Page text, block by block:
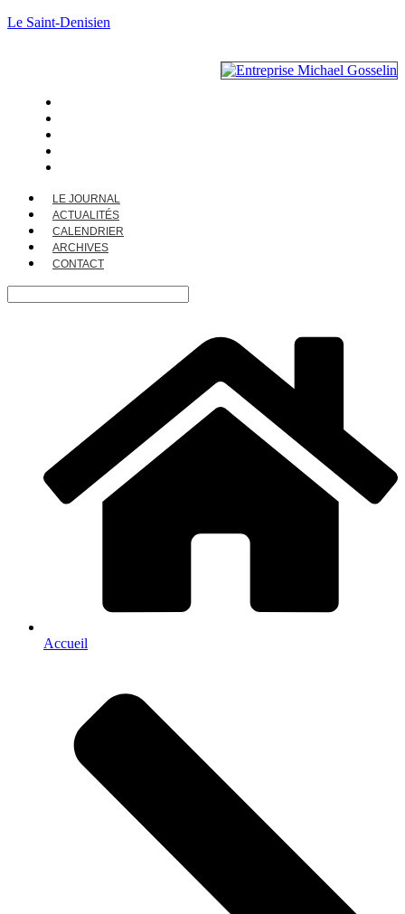
Le Saint-Denisien
LE JOURNAL
ACTUALITÉS
CALENDRIER
ARCHIVES
CONTACT
Accueil